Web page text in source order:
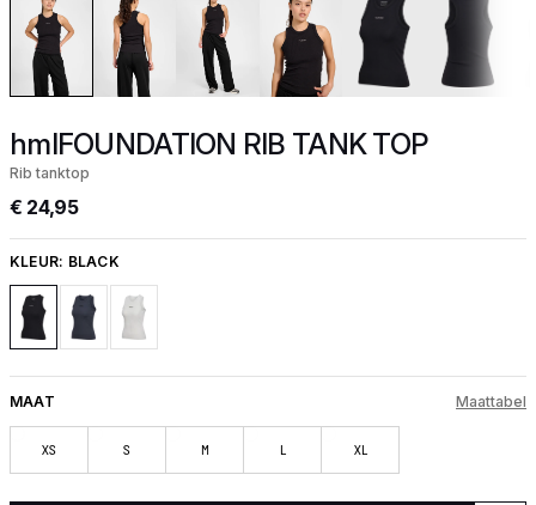
hmlFOUNDATION RIB TANK TOP
Rib tanktop
€ 24,95
KLEUR: BLACK
MAAT Maattabel
XS S M L XL